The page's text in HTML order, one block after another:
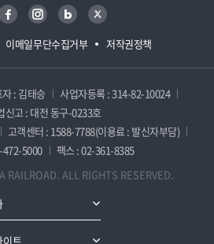
이메일무단수집거부 저작권정책
페이스북 인스타그램 블로그 트위터
: 김태승
사업자등록 : 314-82-10024
신고 : 대전 동구-0233호
고객센터 : 1588-7788(이용료 : 발신자부담)
472-5000
팩스 : 02-361-8385
RAILROAD. ALL RIGHTS RESERVED.
트